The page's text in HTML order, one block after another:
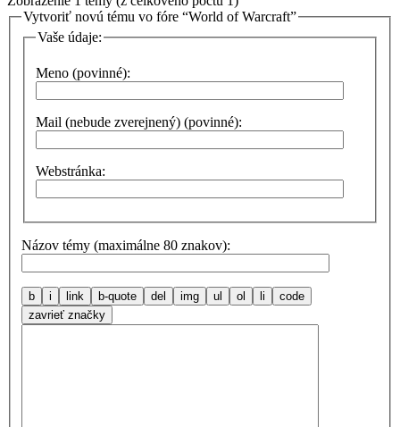
Vytvoriť novú tému vo fóre “World of Warcraft”
Vaše údaje:
Meno (povinné):
Mail (nebude zverejnený) (povinné):
Webstránka:
Názov témy (maximálne 80 znakov):